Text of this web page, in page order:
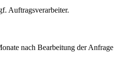
Auftragsverarbeiter.
nach Bearbeitung der Anfrage